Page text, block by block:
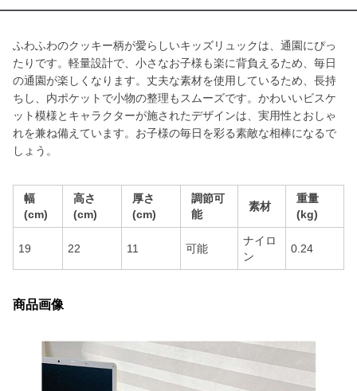
ふわふわのクッキー柄が愛らしいキッズリュックは、通園にぴっ
たりです。軽量設計で、小さなお子様も楽に背負えるため、毎日
の通園が楽しくなります。丈夫な素材を使用しているため、長持
ちし、内ポケットで小物の整理もスムーズです。かわいいビスケ
ット模様とキャラクターが施されたデザインは、実用性とおしゃ
れを兼ね備えています。お子様の毎日を彩る素敵な相棒になるで
しょう。
幅
(cm)
高さ
(cm)
厚さ
(cm)
調節可
能
素材
重量
(kg)
19 22 11 可能
ナイロ
ン
0.24
商品画像